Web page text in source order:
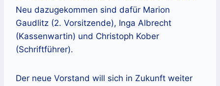
Neu dazugekommen sind dafür Marion
Gaudlitz (2. Vorsitzende), Inga Albrecht
(Kassenwartin) und Christoph Kober
(Schriftführer).
Der neue Vorstand will sich in Zukunft weiter